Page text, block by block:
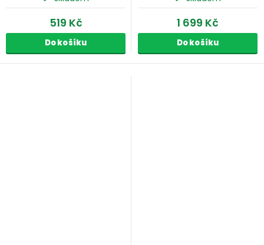
519 Kč
Do košíku
1 699 Kč
Do košíku